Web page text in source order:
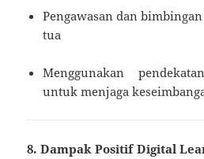
Pengawasan dan
tua
Menggunakan
untuk menjaga
8. Dampak Positif Digital